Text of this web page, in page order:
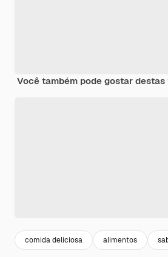
Você também pode gostar destas
comida deliciosa alimentos